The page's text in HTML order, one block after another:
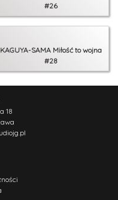
#26
KAGUYA-SAMA Miłość to wojna
#28
18